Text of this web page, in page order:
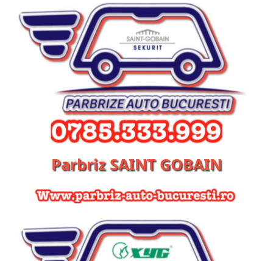
Parbriz SAINT GOBAIN